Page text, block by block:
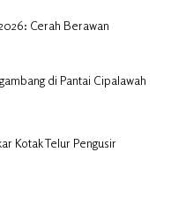
Cerah Berawan
di Pantai Cipalawah
Kotak Telur Pengusir